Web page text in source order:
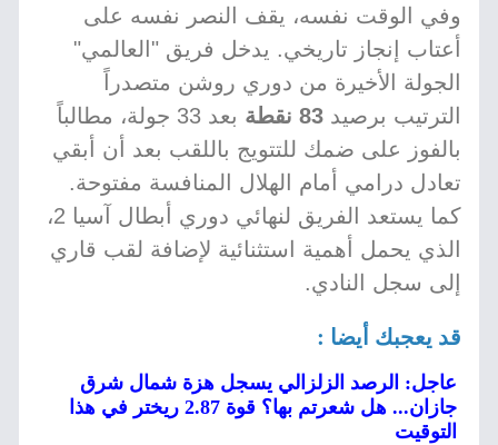
وفي الوقت نفسه، يقف النصر نفسه على
أعتاب إنجاز تاريخي. يدخل فريق "العالمي"
الجولة الأخيرة من دوري روشن متصدراً
الترتيب برصيد 83 نقطة
بعد 33 جولة، مطالباً
بالفوز على ضمك للتتويج باللقب بعد أن أبقي
تعادل درامي أمام الهلال المنافسة مفتوحة.
كما يستعد الفريق لنهائي دوري أبطال آسيا 2،
الذي يحمل أهمية استثنائية لإضافة لقب قاري
إلى سجل النادي.
قد يعجبك أيضا :
عاجل: الرصد الزلزالي يسجل هزة شمال شرق
جازان... هل شعرتم بها؟ قوة 2.87 ريختر في هذا
التوقيت